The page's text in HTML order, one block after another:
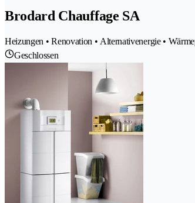
Brodard Chauffage SA
Heizungen • Renovation • Alternativenergie •
Geschlossen